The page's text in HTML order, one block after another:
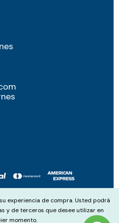
2026
seguros con:
experiencia de compra. Usted podrá
y de terceros que desee utilizar en
momento.